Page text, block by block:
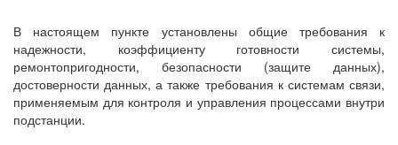
В настоящем пункте установлены общие требования к
надежности, коэффициенту готовности системы,
ремонтопригодности, безопасности (защите данных),
достоверности данных, а также требования к системам связи,
применяемым для контроля и управления процессами внутри
подстанции.